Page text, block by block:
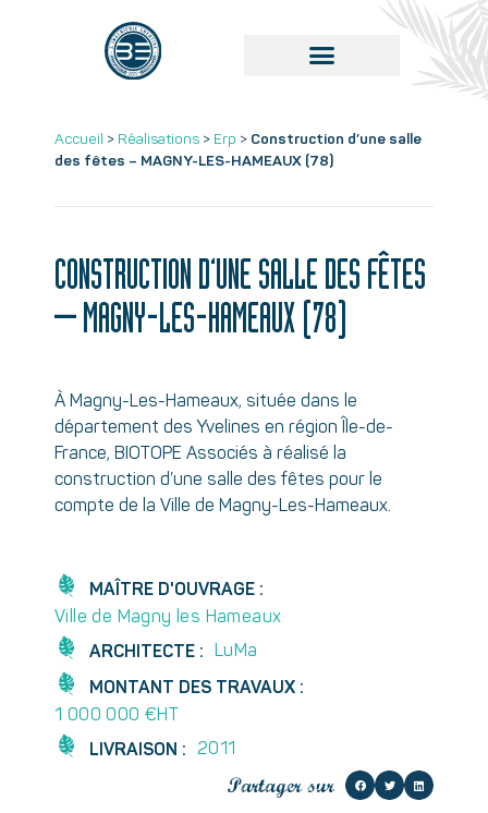
Accueil > Réalisations > Erp > Construction d’une salle
des fêtes – MAGNY-LES-HAMEAUX (78)
CONSTRUCTION D’UNE SALLE DES FÊTES
– MAGNY-LES-HAMEAUX (78)
À Magny-Les-Hameaux, située dans le
département des Yvelines en région Île-de-
France, BIOTOPE Associés à réalisé la
construction d’une salle des fêtes pour le
compte de la Ville de Magny-Les-Hameaux.
MAÎTRE D'OUVRAGE :
Ville de Magny les Hameaux
ARCHITECTE : LuMa
MONTANT DES TRAVAUX :
1 000 000 €HT
LIVRAISON : 2011
Partager sur